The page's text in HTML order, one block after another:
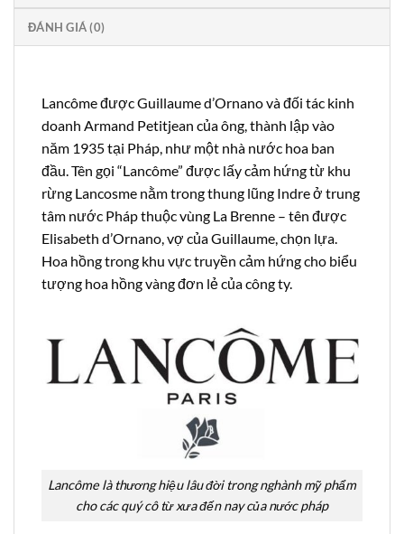
ĐÁNH GIÁ (0)
Lancôme được Guillaume d’Ornano và đối tác kinh
doanh Armand Petitjean của ông, thành lập vào
năm 1935 tại Pháp, như một nhà nước hoa ban
đầu. Tên gọi “Lancôme” được lấy cảm hứng từ khu
rừng Lancosme nằm trong thung lũng Indre ở trung
tâm nước Pháp thuộc vùng La Brenne – tên được
Elisabeth d’Ornano, vợ của Guillaume, chọn lựa.
Hoa hồng trong khu vực truyền cảm hứng cho biểu
tượng hoa hồng vàng đơn lẻ của công ty.
Lancôme là thương hiệu lâu đời trong nghành mỹ phẩm
cho các quý cô từ xưa đến nay của nước pháp